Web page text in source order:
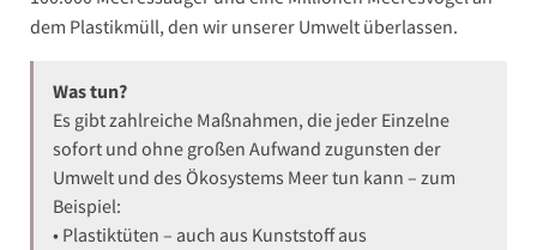
dem Plastikmüll, den wir unserer Umwelt überlassen.
Was tun?
Es gibt zahlreiche Maßnahmen, die jeder Einzelne
sofort und ohne großen Aufwand zugunsten der
Umwelt und des Ökosystems Meer tun kann – zum
Beispiel:
• Plastiktüten – auch aus Kunststoff aus